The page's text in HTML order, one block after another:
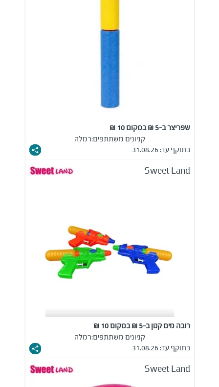
שפריצר ב-5 ₪ במקום 10 ₪
קניונים משתתפים:רמלה
בתוקף עד: 31.08.26
Sweet Land
רובה מים קטן ב-5 ₪ במקום 10 ₪
קניונים משתתפים:רמלה
בתוקף עד: 31.08.26
Sweet Land